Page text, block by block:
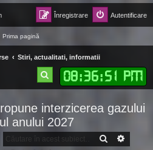
Autentificare
Înregistrare
Stiri, actualitati, informatii
08:36:52 PM
ă
u
t
a
interzicerea gazului
anului 2027
CĂUTARE